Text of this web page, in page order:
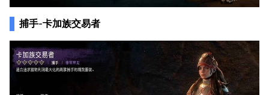
捕手-卡加族交易者